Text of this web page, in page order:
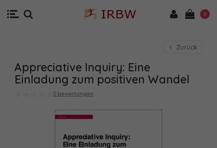
0
Zurück
Appreciative Inquiry: Eine
Einladung zum positiven Wandel
0 bewertungen